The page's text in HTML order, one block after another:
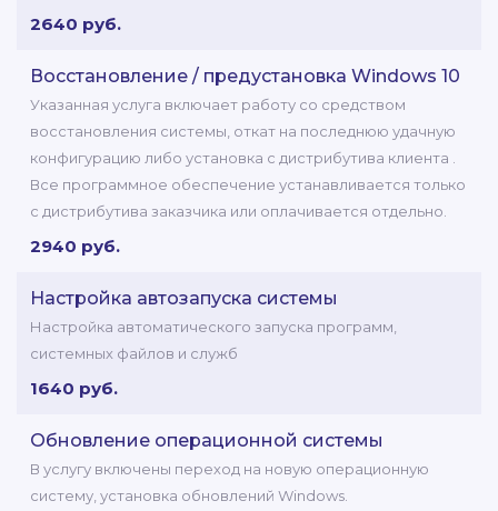
2640 руб.
Восстановление / предустановка Windows 10
Указанная услуга включает работу со средством
восстановления системы, откат на последнюю удачную
конфигурацию либо установка с дистрибутива клиента .
Все программное обеспечение устанавливается только
с дистрибутива заказчика или оплачивается отдельно.
2940 руб.
Настройка автозапуска системы
Настройка автоматического запуска программ,
системных файлов и служб
1640 руб.
Обновление операционной системы
В услугу включены переход на новую операционную
систему, установка обновлений Windows.